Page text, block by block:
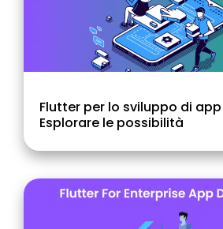
Flutter per lo sviluppo di
Esplorare le possibilità